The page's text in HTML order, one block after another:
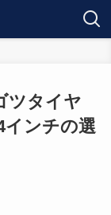
ツタイヤ
インチの選